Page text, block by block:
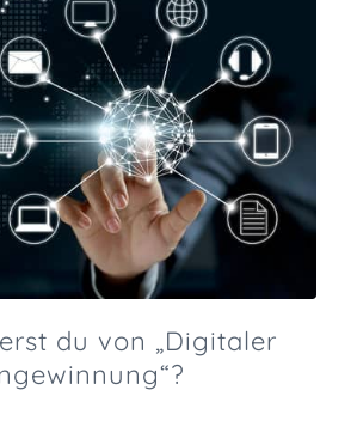
du von „Digitaler